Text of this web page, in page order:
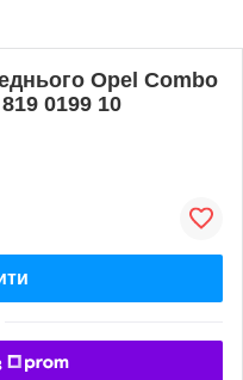
Opel Combo
0199 10